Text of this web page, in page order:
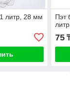
литр, 28 мм
Пэт
75